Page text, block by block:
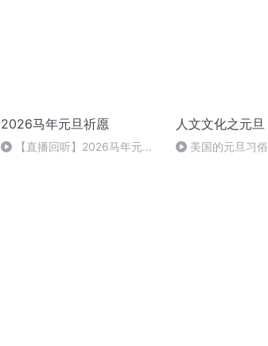
2026马年元旦祈愿
【直播回听】2026马年元旦
人文文化之元旦
美国的元旦习俗